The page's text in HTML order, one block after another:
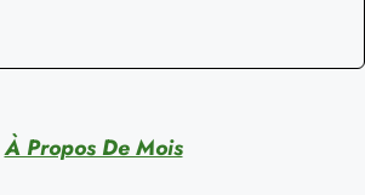
À Propos De Mois